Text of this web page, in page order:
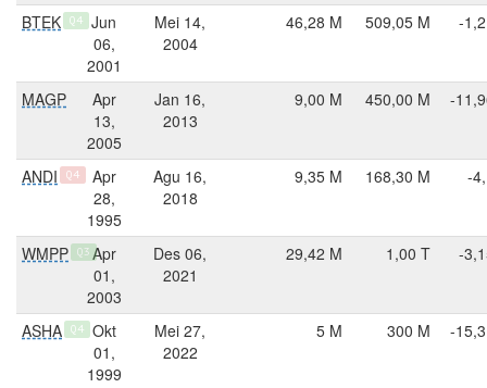
BTEK Q4
Jun
06,
2001
Mei 14,
2004
46,28 M 509,05 M -
MAGP
Apr
13,
2005
Jan 16,
2013
9,00 M 450,00 M -
ANDI Q4
Apr
28,
1995
Agu 16,
2018
9,35 M 168,30 M -
WMPP Q3 Apr
01,
2003
Des 06,
2021
29,42 M 1,00 T -
ASHA Q4
Okt
01,
1999
Mei 27,
2022
5 M 300 M -